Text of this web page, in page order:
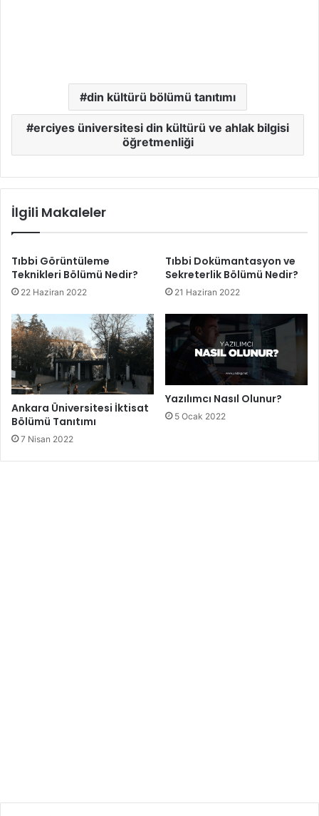
din kültürü bölümü tanıtımı
erciyes üniversitesi din kültürü ve ahlak bilgisi
öğretmenliği
İlgili Makaleler
Tıbbi Görüntüleme
Teknikleri Bölümü Nedir?
22 Haziran 2022
Tıbbi Dokümantasyon ve
Sekreterlik Bölümü Nedir?
21 Haziran 2022
Ankara Üniversitesi İktisat
Bölümü Tanıtımı
7 Nisan 2022
Yazılımcı Nasıl Olunur?
5 Ocak 2022